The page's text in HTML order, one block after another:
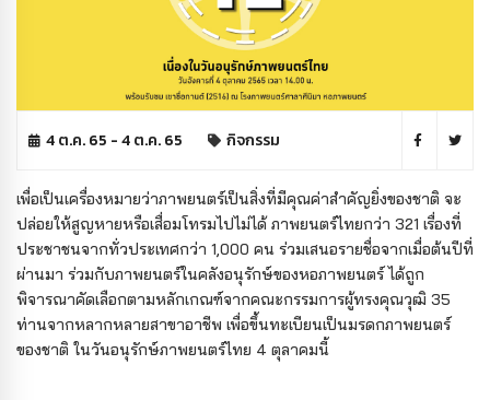
4 ต.ค. 65 - 4 ต.ค. 65 กิจกรรม
เพื่อเป็นเครื่องหมายว่าภาพยนตร์เป็นสิ่งที่มีคุณค่าสำคัญยิ่งของชาติ จะ
ปล่อยให้สูญหายหรือเสื่อมโทรมไปไม่ได้ ภาพยนตร์ไทยกว่า 321 เรื่องที่
ประชาชนจากทั่วประเทศกว่า 1,000 คน ร่วมเสนอรายชื่อจากเมื่อต้นปีที่
ผ่านมา ร่วมกับภาพยนตร์ในคลังอนุรักษ์ของหอภาพยนตร์ ได้ถูก
พิจารณาคัดเลือกตามหลักเกณฑ์จากคณะกรรมการผู้ทรงคุณวุฒิ 35
ท่านจากหลากหลายสาขาอาชีพ เพื่อขึ้นทะเบียนเป็นมรดกภาพยนตร์
ของชาติ ในวันอนุรักษ์ภาพยนตร์ไทย 4 ตุลาคมนี้